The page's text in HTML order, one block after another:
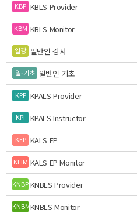
KBP KBLS Provider
KBM KBLS Monitor
일강 일반인 강사
일-기초 일반인 기초
KPP KPALS Provider
KPI KPALS Instructor
KEP KALS EP
KEIM KALS EP Monitor
KNBPKNBLS Provider
KNBMKNBLS Monitor